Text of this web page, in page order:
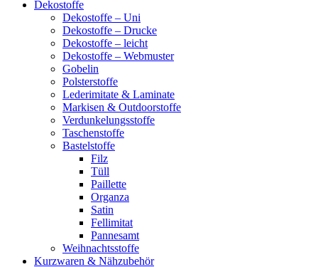
Dekostoffe
Dekostoffe – Uni
Dekostoffe – Drucke
Dekostoffe – leicht
Dekostoffe – Webmuster
Gobelin
Polsterstoffe
Lederimitate & Laminate
Markisen & Outdoorstoffe
Verdunkelungsstoffe
Taschenstoffe
Bastelstoffe
Filz
Tüll
Paillette
Organza
Satin
Fellimitat
Pannesamt
Weihnachtsstoffe
Kurzwaren & Nähzubehör